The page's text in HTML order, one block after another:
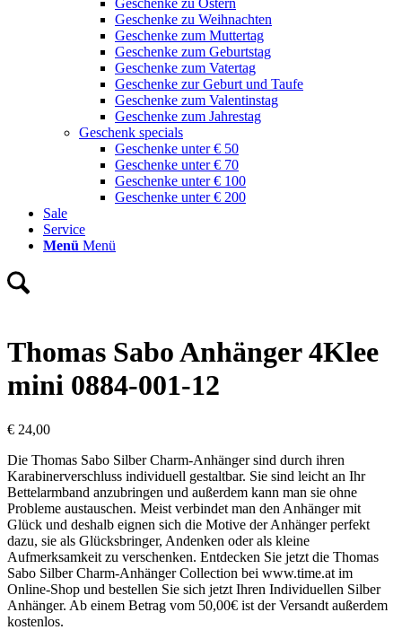
Geschenke zu Ostern
Geschenke zu Weihnachten
Geschenke zum Muttertag
Geschenke zum Geburtstag
Geschenke zum Vatertag
Geschenke zur Geburt und Taufe
Geschenke zum Valentinstag
Geschenke zum Jahrestag
Geschenk specials
Geschenke unter € 50
Geschenke unter € 70
Geschenke unter € 100
Geschenke unter € 200
Sale
Service
Menü Menü
Thomas Sabo Anhänger 4Klee
mini 0884-001-12
€ 24,00
Die Thomas Sabo Silber Charm-Anhänger sind durch ihren
Karabinerverschluss individuell gestaltbar. Sie sind leicht an Ihr
Bettelarmband anzubringen und außerdem kann man sie ohne
Probleme austauschen. Meist verbindet man den Anhänger mit
Glück und deshalb eignen sich die Motive der Anhänger perfekt
dazu, sie als Glücksbringer, Andenken oder als kleine
Aufmerksamkeit zu verschenken. Entdecken Sie jetzt die Thomas
Sabo Silber Charm-Anhänger Collection bei www.time.at im
Online-Shop und bestellen Sie sich jetzt Ihren Individuellen Silber
Anhänger. Ab einem Betrag vom 50,00€ ist der Versandt außerdem
kostenlos.